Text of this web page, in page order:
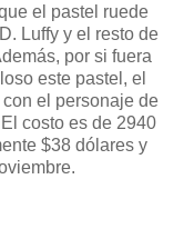
el pastel ruede
Luffy y el resto de
por si fuera
este pastel, el
el personaje de
costo es de 2940
$38 dólares y